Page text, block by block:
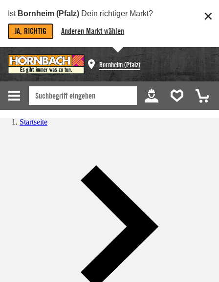
Ist Bornheim (Pfalz) Dein richtiger Markt?
JA, RICHTIG Anderen Markt wählen
Bornheim (Pfalz)
Startseite